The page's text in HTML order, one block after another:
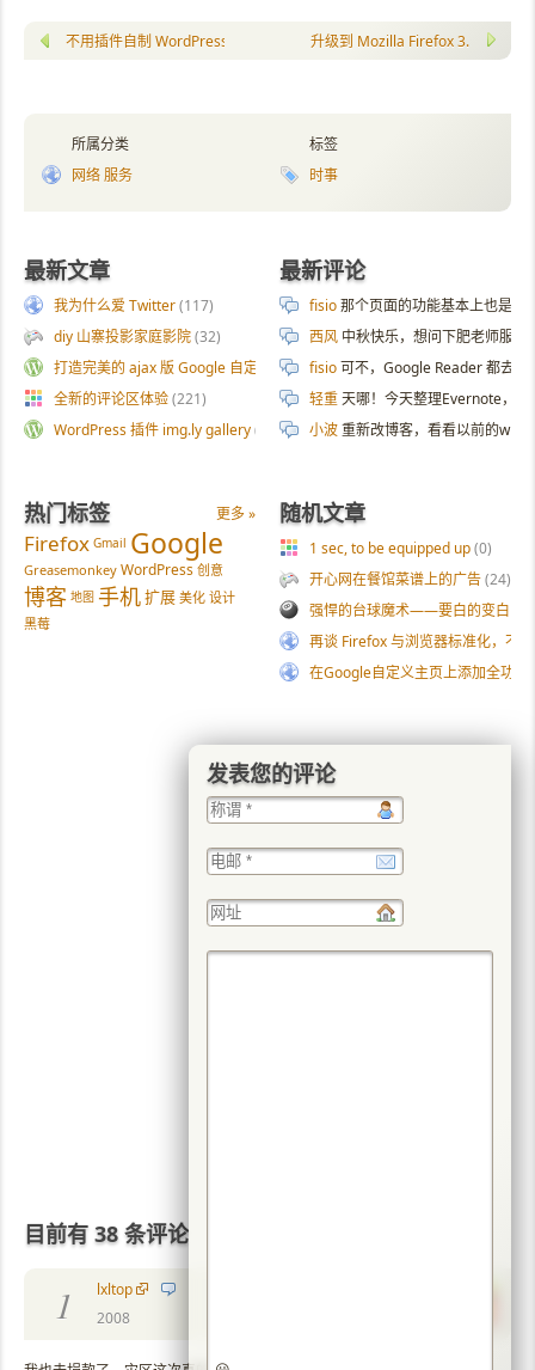
不用插件自制 WordPress 倒序留言簿 升级到 Mozilla Firefox 3.0 RC1
标签
时事
所属分类
网络 服务
最新文章
我为什么爱 Twitter(117)
diy 山寨投影家庭影院(32)
打造完美的 ajax 版 Google 自定义搜索 (187)
全新的评论区体验(221)
WordPress 插件 img.ly gallery(54)
更多 »
热门标签
Firefox Gmail Google
Greasemonkey WordPress 创意
博客 地图 手机扩展 美化 设计
黑莓
最新评论
fisio那个页面的功能基本上也是
西风 中秋快乐，想问下肥老师服
fisio可不，Google Reader 都去
轻重天哪！今天整理Evernote，
小波重新改博客，看看以前的wp
随机文章
1 sec, to be equipped up(0)
开心网在餐馆菜谱上的广告(24)
强悍的台球魔术——要白的变白的
再谈 Firefox 与浏览器标准化，不
在Google自定义主页上添加全功能
发表您的评论
目前有 38 条评论
1
lxltop
2008